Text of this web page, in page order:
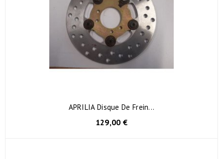
APRILIA Disque De Frein...
129,00 €